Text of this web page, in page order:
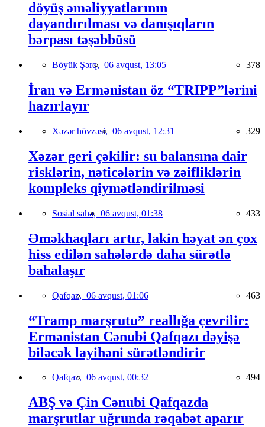
döyüş əməliyyatlarının
dayandırılması və danışıqların
bərpası təşəbbüsü
Böyük Şərq, 06 avqust, 13:05 378
İran və Ermənistan öz “TRIPP”lərini
hazırlayır
Xəzər hövzəsi, 06 avqust, 12:31 329
Xəzər geri çəkilir: su balansına dair
risklərin, nəticələrin və zəifliklərin
kompleks qiymətləndirilməsi
Sosial sahə, 06 avqust, 01:38 433
Əməkhaqları artır, lakin həyat ən çox
hiss edilən sahələrdə daha sürətlə
bahalaşır
Qafqaz, 06 avqust, 01:06 463
“Tramp marşrutu” reallığa çevrilir:
Ermənistan Cənubi Qafqazı dəyişə
biləcək layihəni sürətləndirir
Qafqaz, 06 avqust, 00:32 494
ABŞ və Çin Cənubi Qafqazda
marşrutlar uğrunda rəqabət aparır